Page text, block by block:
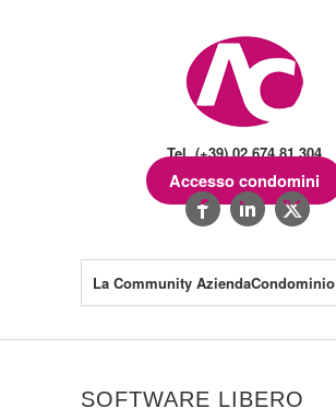
Tel. (+39) 02.674.81.304
Accesso condomini
La Community AziendaCondominio
SOFTWARE LIBERO